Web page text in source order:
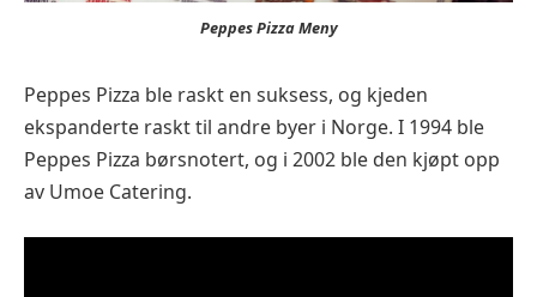
Peppes Pizza Meny
Peppes Pizza ble raskt en suksess, og kjeden
ekspanderte raskt til andre byer i Norge. I 1994 ble
Peppes Pizza børsnotert, og i 2002 ble den kjøpt opp
av Umoe Catering.